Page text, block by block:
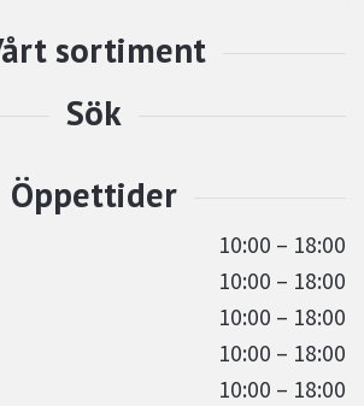
10:00 – 18:00
10:00 – 18:00
10:00 – 18:00
10:00 – 18:00
10:00 – 18:00